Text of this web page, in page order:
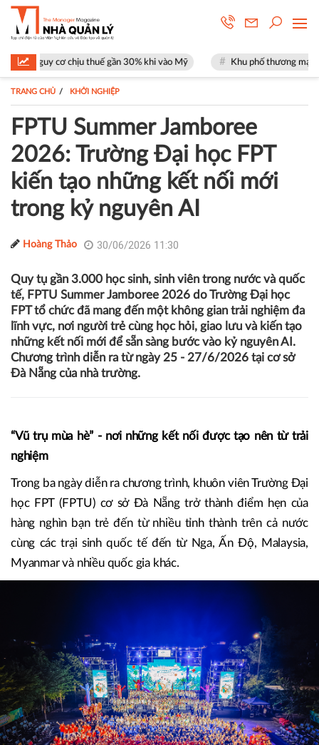
gần 30% khi vào Mỹ Khu phố thương mại SOHO tại The Global
TRANG CHỦ KHỞI NGHIỆP
FPTU Summer Jamboree
2026: Trường Đại học FPT
kiến tạo những kết nối mới
trong kỷ nguyên AI
Hoàng Thảo 30/06/2026 11:30
Quy tụ gần 3.000 học sinh, sinh viên trong nước và quốc
những kết nối mới để sẵn sàng bước vào kỷ nguyên AI.
Chương trình diễn ra từ ngày 25 - 27/6/2026 tại cơ sở
“Vũ trụ mùa hè” - nơi những kết nối được tạo nên từ trải
nghiệm
Trong ba ngày diễn ra chương trình, khuôn viên Trường Đại
hàng nghìn bạn trẻ đến từ nhiều tỉnh thành trên cả nước
cùng các trại sinh quốc tế đến từ Nga, Ấn Độ, Malaysia,
Myanmar và nhiều quốc gia khác.